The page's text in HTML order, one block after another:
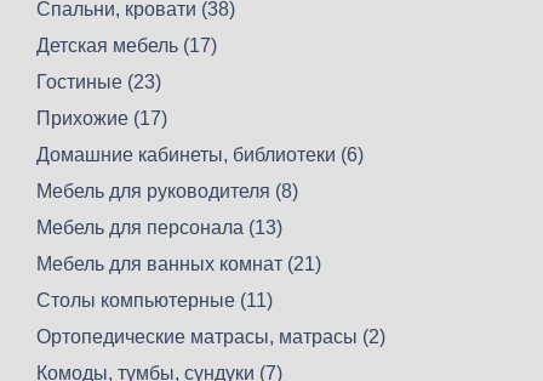
Спальни, кровати (38)
Детская мебель (17)
Гостиные (23)
Прихожие (17)
Домашние кабинеты, библиотеки (6)
Мебель для руководителя (8)
Мебель для персонала (13)
Мебель для ванных комнат (21)
Столы компьютерные (11)
Ортопедические матрасы, матрасы (2)
Комоды, тумбы, сундуки (7)